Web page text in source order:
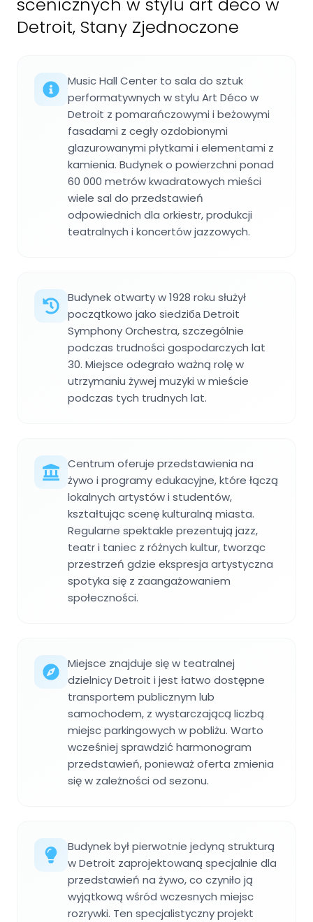
scenicznych w stylu art deco w
Detroit, Stany Zjednoczone
Music Hall Center to sala do sztuk
performatywnych w stylu Art Déco w
Detroit z pomarańczowymi i beżowymi
fasadami z cegły ozdobionymi
glazurowanymi płytkami i elementami z
kamienia. Budynek o powierzchni ponad
60 000 metrów kwadratowych mieści
wiele sal do przedstawień
odpowiednich dla orkiestr, produkcji
teatralnych i koncertów jazzowych.
Budynek otwarty w 1928 roku służył
początkowo jako siedziба Detroit
Symphony Orchestra, szczególnie
podczas trudności gospodarczych lat
30. Miejsce odegrało ważną rolę w
utrzymaniu żywej muzyki w mieście
podczas tych trudnych lat.
Centrum oferuje przedstawienia na
żywo i programy edukacyjne, które łączą
lokalnych artystów i studentów,
kształtując scenę kulturalną miasta.
Regularne spektakle prezentują jazz,
teatr i taniec z różnych kultur, tworząc
przestrzeń gdzie ekspresja artystyczna
spotyka się z zaangażowaniem
społeczności.
Miejsce znajduje się w teatralnej
dzielnicy Detroit i jest łatwo dostępne
transportem publicznym lub
samochodem, z wystarczającą liczbą
miejsc parkingowych w pobliżu. Warto
wcześniej sprawdzić harmonogram
przedstawień, ponieważ oferta zmienia
się w zależności od sezonu.
Budynek był pierwotnie jedyną strukturą
w Detroit zaprojektowaną specjalnie dla
przedstawień na żywo, co czyniło ją
wyjątkową wśród wczesnych miejsc
rozrywki. Ten specjalistyczny projekt